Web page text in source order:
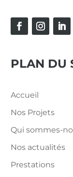
PLAN DU
Accueil
Nos Projets
Qui sommes-
Nos actualités
Prestations